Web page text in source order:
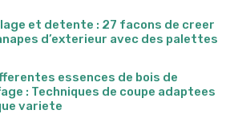
et detente : 27 facons de creer
d’exterieur avec des palettes
essences de bois de
: Techniques de coupe adaptees
variete